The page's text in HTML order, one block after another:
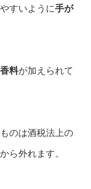
すいように手が
香料が加えられて
のは酒税法上の
ら外れます。